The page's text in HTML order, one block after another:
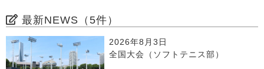
最新NEWS（5件）
2026年8月3日
全国大会（ソフトテニス部）